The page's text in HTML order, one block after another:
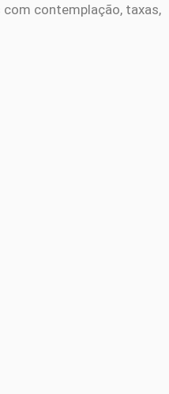
com contemplação, taxas,